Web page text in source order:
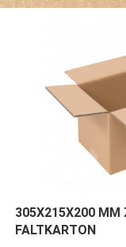
305X215X200 MM
FALTKARTON